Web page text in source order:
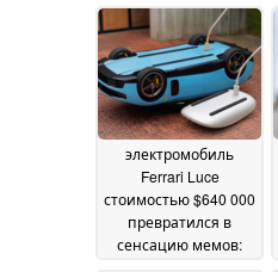
электромобиль
Ferrari Luce
стоимостью $640 000
превратился в
сенсацию мемов: